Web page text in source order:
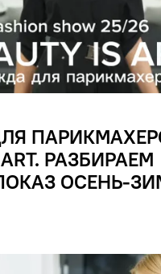
ART. РАЗБИРАЕМ
ОСЕНЬ-